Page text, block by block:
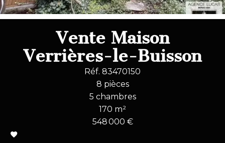
Vente Maison
Verrières-le-Buisson
Réf. 83470150
8 pièces
5 chambres
170 m²
548 000 €